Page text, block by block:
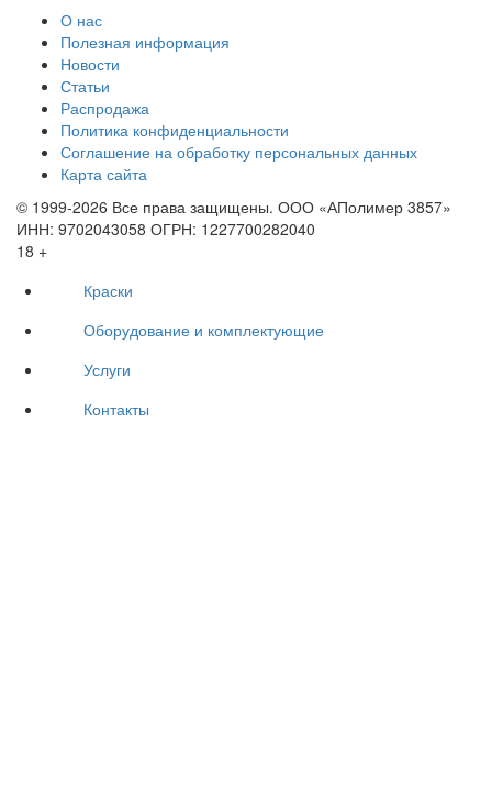
О нас
Полезная информация
Новости
Статьи
Распродажа
Политика конфиденциальности
Соглашение на обработку персональных данных
Карта сайта
© 1999-2026 Все права защищены. ООО «АПолимер 3857»
ИНН: 9702043058 ОГРН: 1227700282040
18 +
Краски
Оборудование и комплектующие
Услуги
Контакты